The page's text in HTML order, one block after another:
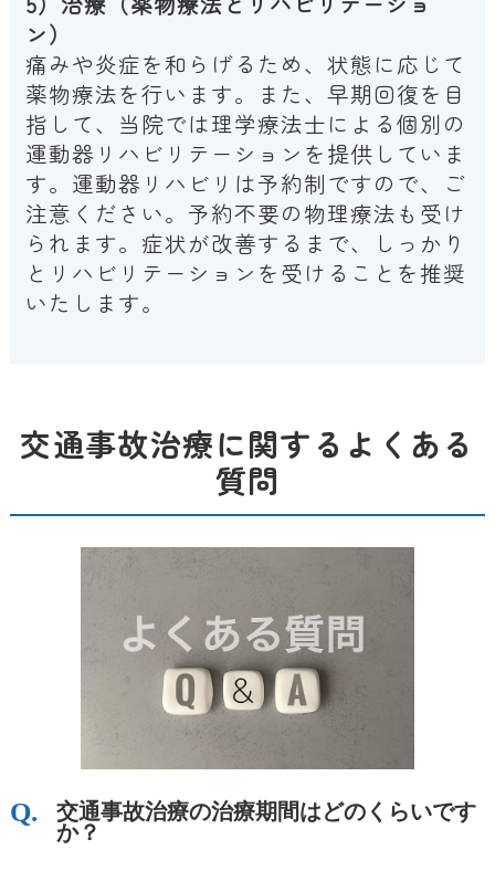
ン）
痛みや炎症を和らげるため、状態に応じて
薬物療法を行います。また、早期回復を目
指して、当院では理学療法士による個別の
運動器リハビリテーションを提供していま
す。運動器リハビリは予約制ですので、ご
注意ください。予約不要の物理療法も受け
られます。症状が改善するまで、しっかり
とリハビリテーションを受けることを推奨
いたします。
交通事故治療に関するよくある
質問
交通事故治療の治療期間はどのくらいです
か？